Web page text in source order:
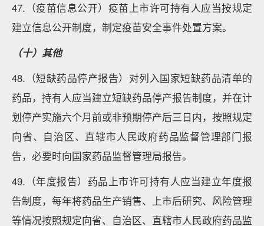
47.（疫苗信息公开）疫苗上市许可持有人应当按规定
建立信息公开制度，制定疫苗安全事件处置方案。
（十）其他
48.（短缺药品停产报告）对列入国家短缺药品清单的
药品，持有人应当建立短缺药品停产报告制度，并在计
划停产实施六个月前或非预期停产后三日内，按照规定
向省、自治区、直辖市人民政府药品监督管理部门报
告，必要时向国家药品监督管理局报告。
49.（年度报告）药品上市许可持有人应当建立年度报
告制度，每年将药品生产销售、上市后研究、风险管理
等情况按照规定向省、自治区、直辖市人民政府药品监